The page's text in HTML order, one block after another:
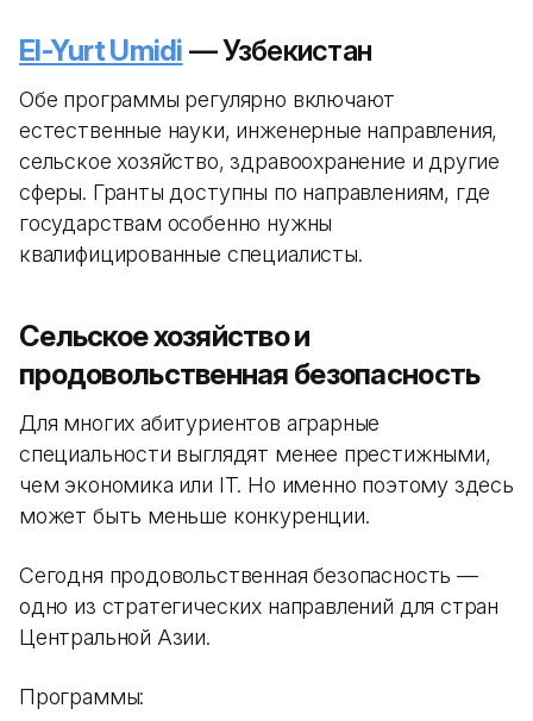
El-Yurt Umidi — Узбекистан
Обе программы регулярно включают
естественные науки, инженерные направления,
сельское хозяйство, здравоохранение и другие
сферы. Гранты доступны по направлениям, где
государствам особенно нужны
квалифицированные специалисты.
Сельское хозяйство и
продовольственная безопасность
Для многих абитуриентов аграрные
специальности выглядят менее престижными,
чем экономика или IT. Но именно поэтому здесь
может быть меньше конкуренции.
Сегодня продовольственная безопасность —
одно из стратегических направлений для стран
Центральной Азии.
Программы: